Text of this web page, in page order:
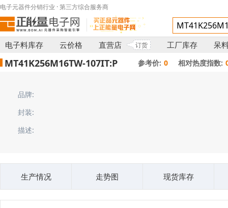
电子元器件分销行业 · 第三方综合服务商
电子料库存 云价格 直营店 订货 工厂库存 呆
MT41K256M16TW-107IT:P 参考价: 0 相对热度指数:
品牌:
封装:
描述:
生产情况 走势图 现货库存